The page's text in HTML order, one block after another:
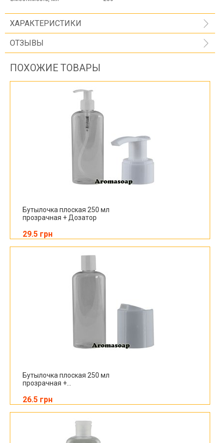
ХАРАКТЕРИСТИКИ
ОТЗЫВЫ
ПОХОЖИЕ ТОВАРЫ
Бутылочка плоская 250 мл
прозрачная + Дозатор
29.5 грн
Бутылочка плоская 250 мл
прозрачная +...
26.5 грн